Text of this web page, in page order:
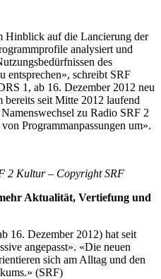
Hinblick auf die Lancierung der
analysiert und
des
entsprechen», schreibt SRF
1, ab 16. Dezember 2012 neu
bereits seit Mitte 2012 laufend
zu Radio SRF 2
Programmanpassungen um».
2 Kultur – Copyright SRF
Aktualität, Vertiefung und
16. Dezember 2012) hat seit
angepasst». «Die neuen
sich am Alltag und den
(SRF)